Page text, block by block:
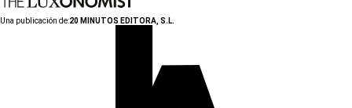
Una publicación de:20 MINUTOS EDITORA, S.L.